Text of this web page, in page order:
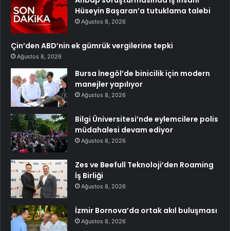
Hüseyin Başaran’a tutuklama talebi
Ağustos 8, 2026
Çin’den ABD’nin ek gümrük vergilerine tepki
Ağustos 8, 2026
Bursa İnegöl’de binicilik için modern
manejler yapılıyor
Ağustos 8, 2026
Bilgi Üniversitesi’nde eylemcilere polis
müdahalesi devam ediyor
Ağustos 8, 2026
Zes ve Beefull Teknoloji’den Roaming
İş Birliği
Ağustos 8, 2026
İzmir Bornova’da ortak akıl buluşması
Ağustos 8, 2026